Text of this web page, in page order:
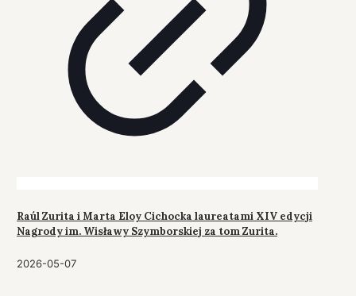
Raúl Zurita i Marta Eloy Cichocka laureatami XIV edycji
Nagrody im. Wisławy Szymborskiej za tom Zurita.
2026-05-07